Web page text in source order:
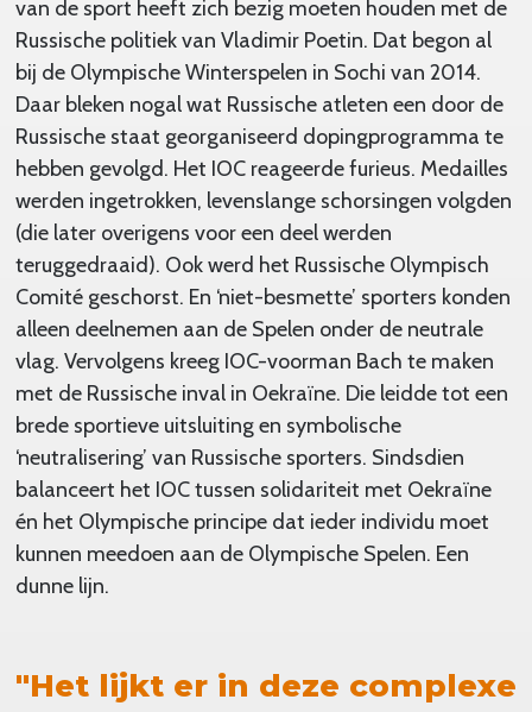
van de sport heeft zich bezig moeten houden met de
Russische politiek van Vladimir Poetin. Dat begon al
bij de Olympische Winterspelen in Sochi van 2014.
Daar bleken nogal wat Russische atleten een door de
Russische staat georganiseerd dopingprogramma te
hebben gevolgd. Het IOC reageerde furieus. Medailles
werden ingetrokken, levenslange schorsingen volgden
(die later overigens voor een deel werden
teruggedraaid). Ook werd het Russische Olympisch
Comité geschorst. En ‘niet-besmette’ sporters konden
alleen deelnemen aan de Spelen onder de neutrale
vlag. Vervolgens kreeg IOC-voorman Bach te maken
met de Russische inval in Oekraïne. Die leidde tot een
brede sportieve uitsluiting en symbolische
‘neutralisering’ van Russische sporters. Sindsdien
balanceert het IOC tussen solidariteit met Oekraïne
én het Olympische principe dat ieder individu moet
kunnen meedoen aan de Olympische Spelen. Een
dunne lijn.
"Het lijkt er in deze complexe